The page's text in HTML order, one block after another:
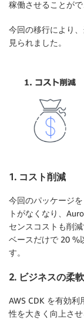
稼働させることがで
今回の移行により
見られました。
1. コスト削減
今回のパッケージ
トがなくなり、
センスコストも削
ベースだけで 20 %
す。
2. ビジネスの柔
AWS CDK を有効
性を大きく向上さ